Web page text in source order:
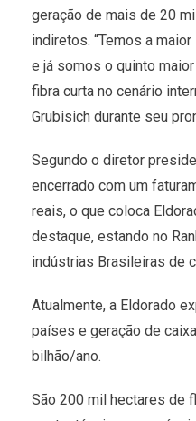
geração de mais de 20
indiretos. “Temos a
e já somos o quinto
fibra curta no cenário
Grubisich durante seu
Segundo o diretor
encerrado com um
reais, o que coloca
destaque, estando no
indústrias Brasileiras de
Atualmente, a Eldorado
países e geração de
bilhão/ano.
São 200 mil hectares de